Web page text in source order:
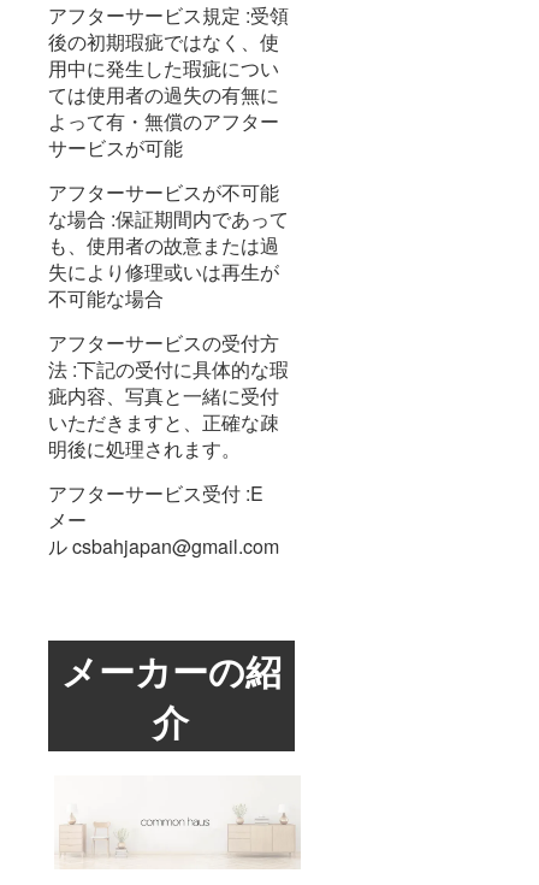
アフターサービス規定 :受領
後の初期瑕疵ではなく、使
用中に発生した瑕疵につい
ては使用者の過失の有無に
よって有・無償のアフター
サービスが可能
アフターサービスが不可能
な場合 :保証期間内であって
も、使用者の故意または過
失により修理或いは再生が
不可能な場合
アフターサービスの受付方
法 :下記の受付に具体的な瑕
疵内容、写真と一緒に受付
いただきますと、正確な疎
明後に処理されます。
アフターサービス受付 :E
メー
ル csbahjapan@gmail.com
メーカーの紹
介